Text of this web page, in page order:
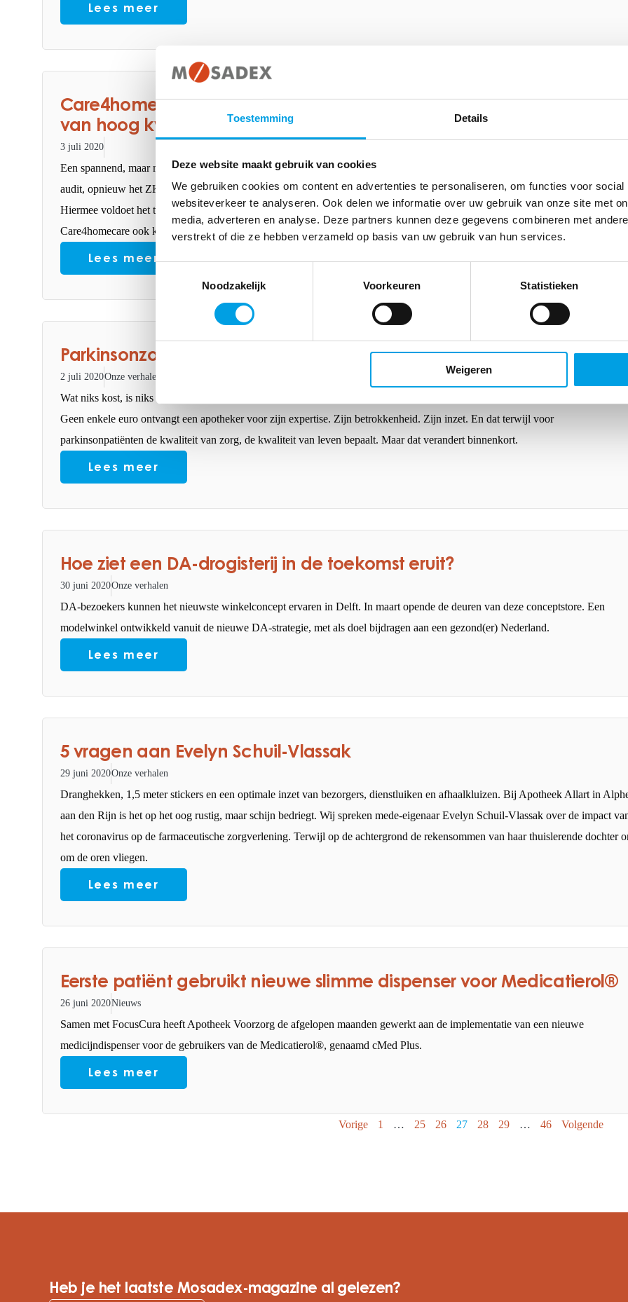
Toestemming Details
Deze website maakt gebruik van cookies
We gebruiken cookies om content en advertenties te personaliseren, om functies voor
websiteverkeer te analyseren. Ook delen we informatie over uw gebruik van onze site met
media, adverteren en analyse. Deze partners kunnen deze gegevens combineren met
verstrekt of die ze hebben verzameld op basis van uw gebruik van hun services.
Noodzakelijk
Voorkeuren Statistieken
Weigeren
Lees meer
Care4homecare ontvangt wederom ZKN-keurmerk voor het leveren
van hoog kwalitatieve medische (na)zorg
3 juli 2020
Een spannend, maar mooi moment voor het team van Care4homecare. Op donderdag 2 juli ontvingen zij, na het behalen van de
audit, opnieuw het ZKN-keurmerk. Care4homecare is daarmee de enige ambulante kliniek in Nederland met het keurmerk.
Hiermee voldoet het team en de organisatie aan zeer strenge kwaliteitseisen. Met het behalen van het certificaat kan
Care4homecare ook komend jaar weer de complexe thuiszorg leveren aan hun patiënten.
Lees meer
Parkinsonzorg in de praktijk #4
2 juli 2020Onze verhalen
Wat niks kost, is niks waard’. Een bekende uitspraak. Maar niets is minder waar als het gaat over zorg voor parkinsonpatiënten.
Geen enkele euro ontvangt een apotheker voor zijn expertise. Zijn betrokkenheid. Zijn inzet. En dat terwijl voor
parkinsonpatiënten de kwaliteit van zorg, de kwaliteit van leven bepaalt. Maar dat verandert binnenkort.
Lees meer
Hoe ziet een DA-drogisterij in de toekomst eruit?
30 juni 2020Onze verhalen
DA-bezoekers kunnen het nieuwste winkelconcept ervaren in Delft. In maart opende de deuren van deze conceptstore. Een
modelwinkel ontwikkeld vanuit de nieuwe DA-strategie, met als doel bijdragen aan een gezond(er) Nederland.
Lees meer
5 vragen aan Evelyn Schuil-Vlassak
29 juni 2020Onze verhalen
Dranghekken, 1,5 meter stickers en een optimale inzet van bezorgers, dienstluiken en afhaalkluizen. Bij Apotheek Allart in
aan den Rijn is het op het oog rustig, maar schijn bedriegt. Wij spreken mede-eigenaar Evelyn Schuil-Vlassak over de impact
het coronavirus op de farmaceutische zorgverlening. Terwijl op de achtergrond de rekensommen van haar thuislerende dochter
om de oren vliegen.
Lees meer
Eerste patiënt gebruikt nieuwe slimme dispenser voor Medicatierol®
26 juni 2020Nieuws
Samen met FocusCura heeft Apotheek Voorzorg de afgelopen maanden gewerkt aan de implementatie van een nieuwe
medicijndispenser voor de gebruikers van de Medicatierol®, genaamd cMed Plus.
Lees meer
Vorige 1 … 25 26 27 28 29 … 46 Volgende
Heb je het laatste Mosadex-magazine al gelezen?